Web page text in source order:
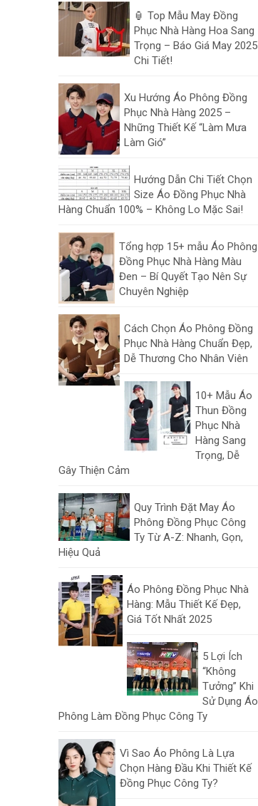
🏮 Top Mẫu May Đồng
Phục Nhà Hàng Hoa Sang
Trọng – Báo Giá May 2025
Chi Tiết!
Xu Hướng Áo Phông Đồng
Phục Nhà Hàng 2025 –
Những Thiết Kế “Làm Mưa
Làm Gió”
Hướng Dẫn Chi Tiết Chọn
Size Áo Đồng Phục Nhà
Hàng Chuẩn 100% – Không Lo Mặc Sai!
Tổng hợp 15+ mẫu Áo Phông
Đồng Phục Nhà Hàng Màu
Đen – Bí Quyết Tạo Nên Sự
Chuyên Nghiệp
Cách Chọn Áo Phông Đồng
Phục Nhà Hàng Chuẩn Đẹp,
Dễ Thương Cho Nhân Viên
10+ Mẫu Áo
Thun Đồng
Phục Nhà
Hàng Sang
Trọng, Dễ
Gây Thiện Cảm
Quy Trình Đặt May Áo
Phông Đồng Phục Công
Ty Từ A-Z: Nhanh, Gọn,
Hiệu Quả
Áo Phông Đồng Phục Nhà
Hàng: Mẫu Thiết Kế Đẹp,
Giá Tốt Nhất 2025
5 Lợi Ích
“Không
Tưởng” Khi
Sử Dụng Áo
Phông Làm Đồng Phục Công Ty
Vì Sao Áo Phông Là Lựa
Chọn Hàng Đầu Khi Thiết Kế
Đồng Phục Công Ty?